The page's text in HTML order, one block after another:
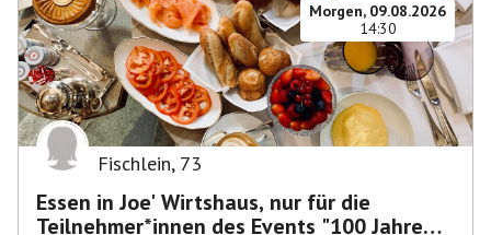
Morgen, 09.08.2026
14:30
Fischlein, 73
Essen in Joe' Wirtshaus, nur für die
Teilnehmer*innen des Events "100 Jahre